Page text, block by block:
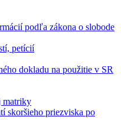
podľa zákona o slobode
petícií
dokladu na použitie v SR
matriky
skoršieho priezviska po